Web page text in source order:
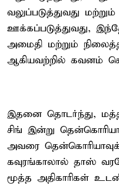
வலுப்படுத்துவது
ஊக்கப்படுத்துவது,
அமைதி மற்றும்
ஆகியவற்றில் கவனம்
இதனை தொடர்ந்து,
சிங் இன்று
அவரை
கவுரங்காலால் தாஸ்
மூத்த அதிகாரிகள்